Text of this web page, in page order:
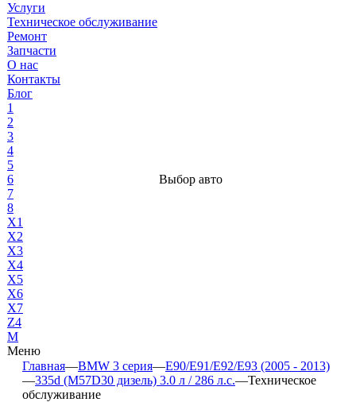
Услуги
Техническое обслуживание
Ремонт
Запчасти
О нас
Контакты
Блог
1
2
3
4
5
6
7
8
X1
X2
X3
X4
X5
X6
X7
Z4
М
Меню
Выбор авто
Главная—BMW 3 серия—E90/E91/E92/E93 (2005 - 2013)
—335d (M57D30 дизель) 3.0 л / 286 л.с.—Техническое
обслуживание